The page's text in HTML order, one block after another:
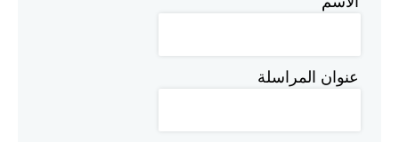
عنوان المراسلة